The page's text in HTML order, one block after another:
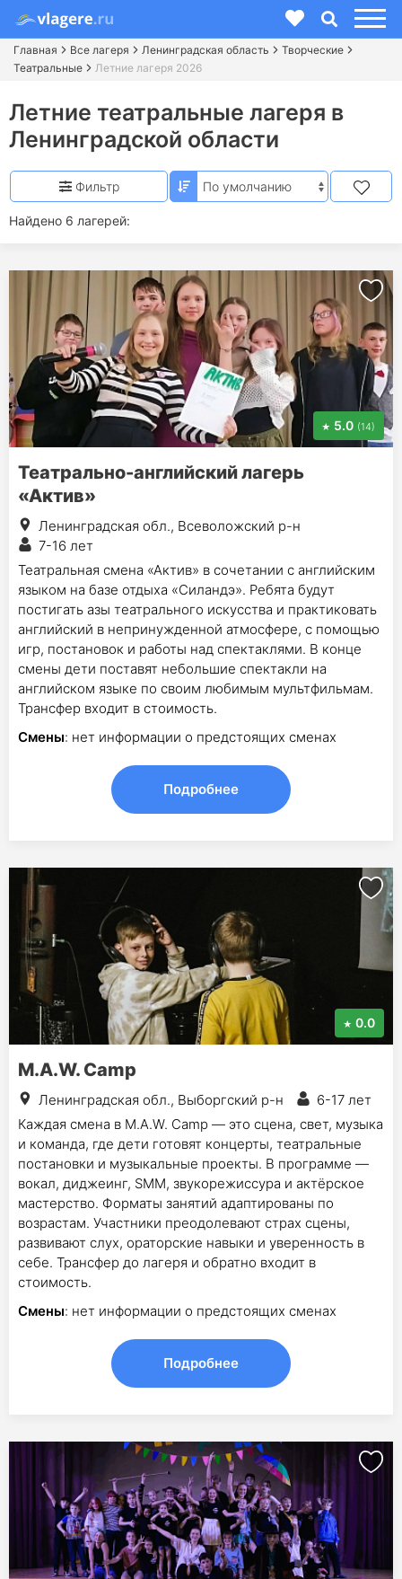
Главная Все лагеря Ленинградская область
Творческие
Театральные
Летние лагеря 2026
Летние театральные лагеря в
Ленинградской области
Найдено 6 лагерей:
Фильтр
5.0 (14)
Театрально-английский лагерь
«Актив»
Ленинградская обл., Всеволожский р-н
7-16 лет
Театральная смена «Актив» в сочетании с английским
языком на базе отдыха «Силандэ». Ребята будут
постигать азы театрального искусства и практиковать
английский в непринужденной атмосфере, с помощью
игр, постановок и работы над спектаклями. В конце
смены дети поставят небольшие спектакли на
английском языке по своим любимым мультфильмам.
Трансфер входит в стоимость.
Смены: нет информации о предстоящих сменах
Подробнее
0.0
M.A.W. Camp
Ленинградская обл., Выборгский р-н
6-17 лет
Каждая смена в M.A.W. Camp — это сцена, свет, музыка
и команда, где дети готовят концерты, театральные
постановки и музыкальные проекты. В программе —
вокал, диджеинг, SMM, звукорежиссура и актёрское
мастерство. Форматы занятий адаптированы по
возрастам. Участники преодолевают страх сцены,
развивают слух, ораторские навыки и уверенность в
себе. Трансфер до лагеря и обратно входит в
стоимость.
Смены: нет информации о предстоящих сменах
Подробнее